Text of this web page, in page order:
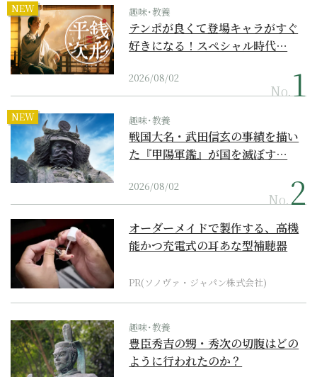
NEW 趣味･教養
テンポが良くて登場キャラがすぐ
好きになる！スペシャル時代…
2026/08/02
No.
NEW 趣味･教養
戦国大名・武田信玄の事績を描い
た『甲陽軍鑑』が国を滅ぼす…
2026/08/02
No.
オーダーメイドで製作する、高機
能かつ充電式の耳あな型補聴器
PR(ソノヴァ・ジャパン株式会社)
趣味･教養
豊臣秀吉の甥・秀次の切腹はどの
ように行われたのか？